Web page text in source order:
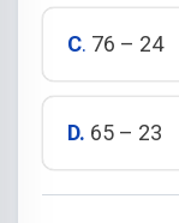
C. 76 – 24
D. 65 – 23